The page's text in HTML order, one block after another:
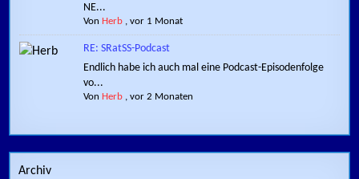
NE...
Von Herb ,vor 1 Monat
RE: SRatSS-Podcast
Endlich habe ich auch mal eine Podcast-Episodenfolge
vo...
Von Herb ,vor 2 Monaten
Archiv